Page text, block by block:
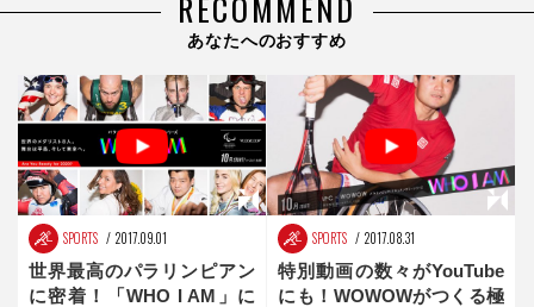
RECOMMEND
あなたへのおすすめ
SPORTS 2017.09.01
世界最高のパラリンピアン
に密着！「WHO I AM」に
SPORTS 2017.08.31
特別動画の数々がYouTube
にも！WOWOWがつくる極